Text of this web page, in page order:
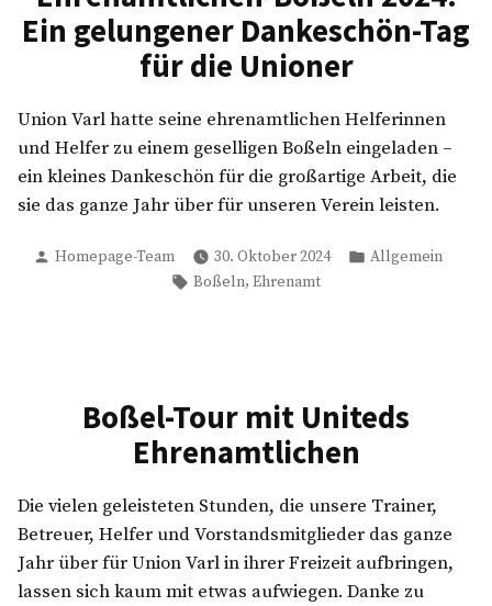
Ein gelungener Dankeschön-Tag
für die Unioner
Union Varl hatte seine ehrenamtlichen Helferinnen
und Helfer zu einem geselligen Boßeln eingeladen –
ein kleines Dankeschön für die großartige Arbeit, die
sie das ganze Jahr über für unseren Verein leisten.
Verfasst
Homepage-Team 30. Oktober 2024
Veröffentlicht
Allgemein
Schlagwörter:
Boßeln, Ehrenamt
Boßel-Tour mit Uniteds
Ehrenamtlichen
Die vielen geleisteten Stunden, die unsere Trainer,
Betreuer, Helfer und Vorstandsmitglieder das ganze
Jahr über für Union Varl in ihrer Freizeit aufbringen,
lassen sich kaum mit etwas aufwiegen. Danke zu